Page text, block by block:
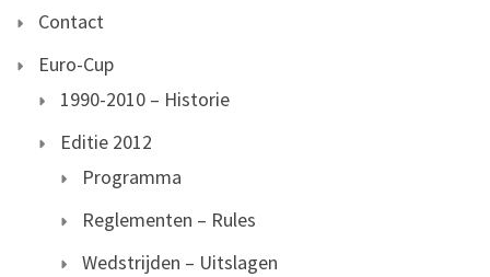
Contact
Euro-Cup
1990-2010 – Historie
Editie 2012
Programma
Reglementen – Rules
Wedstrijden – Uitslagen